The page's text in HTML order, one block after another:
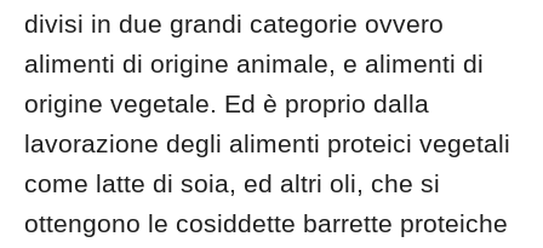
divisi in due grandi categorie ovvero
alimenti di origine animale, e alimenti di
origine vegetale. Ed è proprio dalla
lavorazione degli alimenti proteici vegetali
come latte di soia, ed altri oli, che si
ottengono le cosiddette barrette proteiche